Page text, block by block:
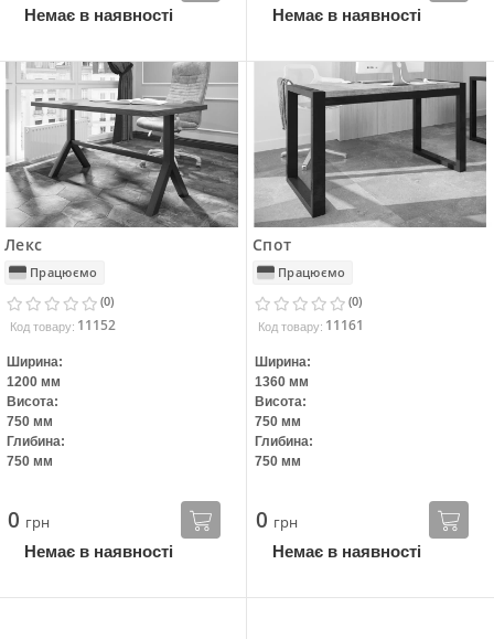
Немає в наявності Немає в наявності
Лекс
Працюємо
(0)
Код товару: 11152
Ширина:
1200 мм
Висота:
750 мм
Глибина:
750 мм
0 грн
Немає в наявності
Спот
Працюємо
(0)
Код товару: 11161
Ширина:
1360 мм
Висота:
750 мм
Глибина:
750 мм
0 грн
Немає в наявності